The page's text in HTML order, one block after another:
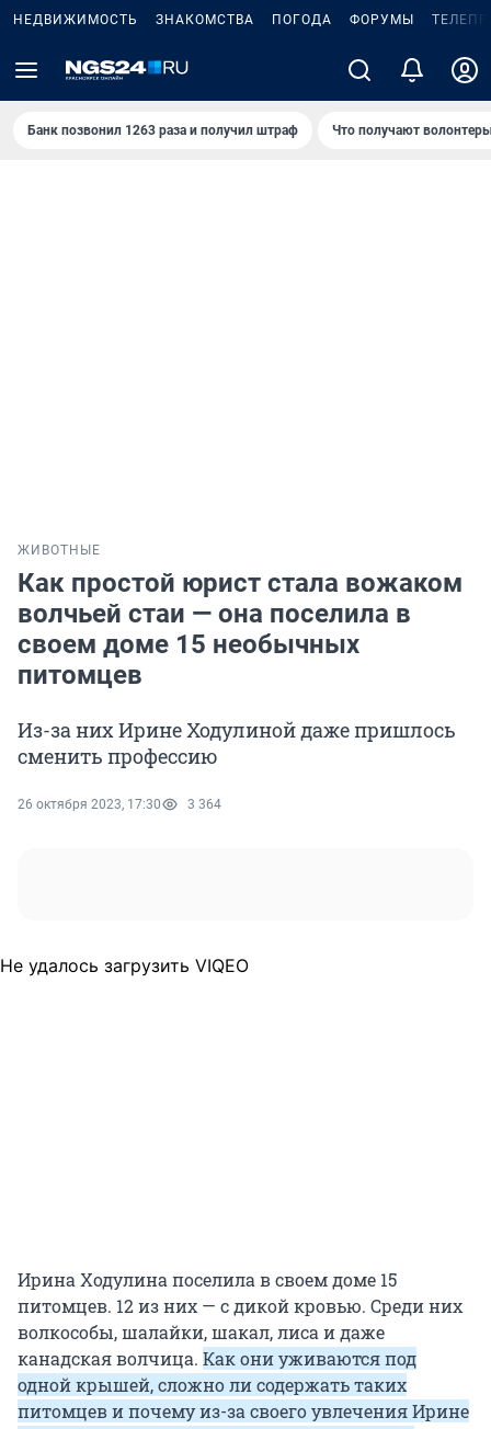
НЕДВИЖИМОСТЬ ЗНАКОМСТВА ПОГОДА ФОРУМЫ
Банк позвонил 1263 раза и получил штраф Что получают
ЖИВОТНЫЕ
Как простой юрист стала вожаком
волчьей стаи — она поселила в
своем доме 15 необычных
питомцев
Из-за них Ирине Ходулиной даже пришлось
сменить профессию
26 октября 2023, 17:30 3 364
Не удалось загрузить VIQEO
Ирина Ходулина поселила в своем доме 15
питомцев. 12 из них — с дикой кровью. Среди них
волкособы, шалайки, шакал, лиса и даже
канадская волчица. Как они уживаются под
одной крышей, сложно ли содержать таких
питомцев и почему из-за своего увлечения Ирине